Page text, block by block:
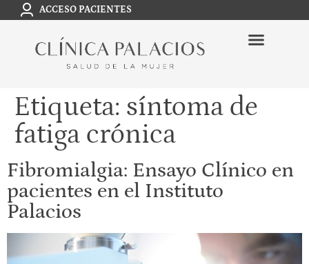
ACCESO PACIENTES
Etiqueta: síntoma de
fatiga crónica
Fibromialgia: Ensayo Clínico en
pacientes en el Instituto
Palacios